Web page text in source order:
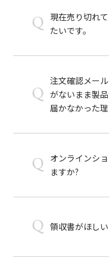
Q 現在売り切れ
たいです。
Q
注文確認メー
がないまま製
届かなかった
Q オンラインシ
ますか?
Q 領収書がほしい